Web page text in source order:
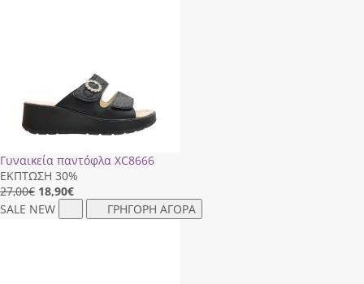
Γυναικεία παντόφλα XC8666
ΕΚΠΤΩΣΗ 30%
27,00€ 18,90€
SALE NEW ΓΡΗΓΟΡΗ ΑΓΟΡΑ